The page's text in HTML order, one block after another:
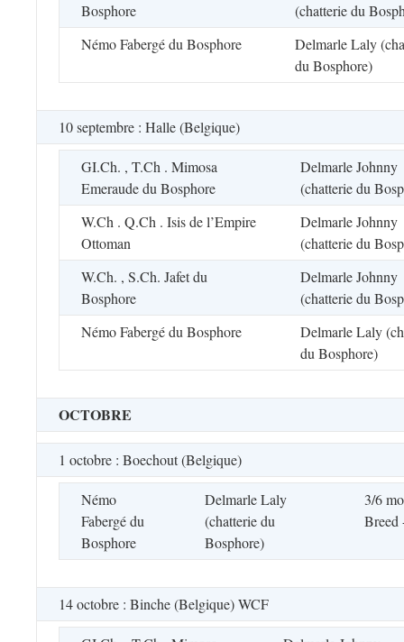
Bosphore
(chatterie du
Némo Fabergé du Bosphore
Delmarle Laly
du Bosphore)
10 septembre : Halle (Belgique)
GI.Ch. , T.Ch . Mimosa
Emeraude du Bosphore
Delmarle Johnny
(chatterie du
W.Ch . Q.Ch . Isis de l’Empire
Ottoman
Delmarle Johnny
(chatterie du
W.Ch. , S.Ch. Jafet du
Bosphore
Delmarle Johnny
(chatterie du
Némo Fabergé du Bosphore
Delmarle Laly
du Bosphore)
OCTOBRE
1 octobre : Boechout (Belgique)
Némo
Fabergé du
Bosphore
Delmarle Laly
(chatterie du
Bosphore)
3/6
Breed
14 octobre : Binche (Belgique) WCF